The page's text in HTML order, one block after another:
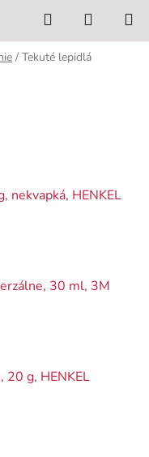
Hľadať
KOŠÍK
/ Tekuté lepidlá
nekvapká, HENKEL
30 ml, 3M
20 g, HENKEL